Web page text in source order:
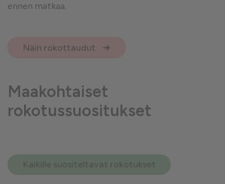
ennen matkaa.
Näin rokottaudut
Maakohtaiset
rokotussuositukset
Kaikille suositeltavat rokotukset